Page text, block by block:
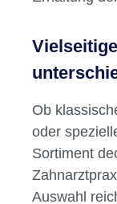
Reinigung
Erhaltung